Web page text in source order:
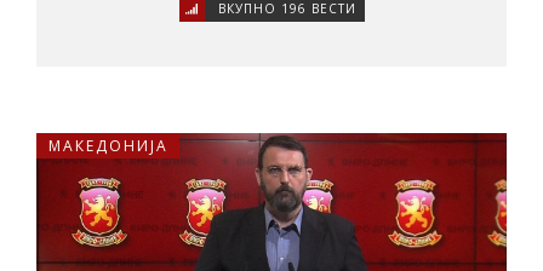
ВКУПНО 196 ВЕСТИ
МАКЕДОНИЈА